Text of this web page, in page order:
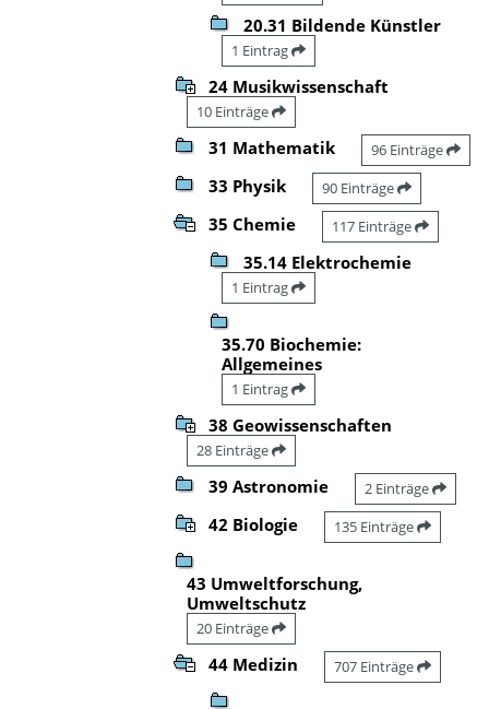
20.31 Bildende Künstler
1 Eintrag
24 Musikwissenschaft
10 Einträge
31 Mathematik 96 Einträge
33 Physik 90 Einträge
35 Chemie 117 Einträge
35.14 Elektrochemie
1 Eintrag
35.70 Biochemie:
Allgemeines
1 Eintrag
38 Geowissenschaften
28 Einträge
39 Astronomie 2 Einträge
42 Biologie 135 Einträge
43 Umweltforschung,
Umweltschutz
20 Einträge
44 Medizin 707 Einträge